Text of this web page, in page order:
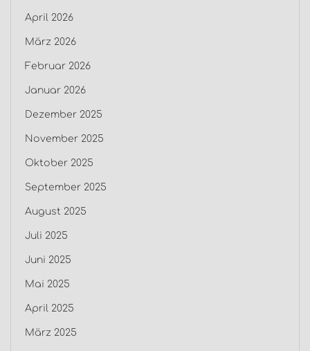
April 2026
März 2026
Februar 2026
Januar 2026
Dezember 2025
November 2025
Oktober 2025
September 2025
August 2025
Juli 2025
Juni 2025
Mai 2025
April 2025
März 2025